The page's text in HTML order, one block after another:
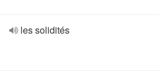
les solidités